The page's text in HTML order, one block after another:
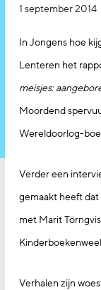
1 september 2014
In Jongens hoe
Lenteren het
meisjes:
Moordend
Wereldoorlog-
Verder een
gemaakt heeft dat
met Marit
Verhalen zijn